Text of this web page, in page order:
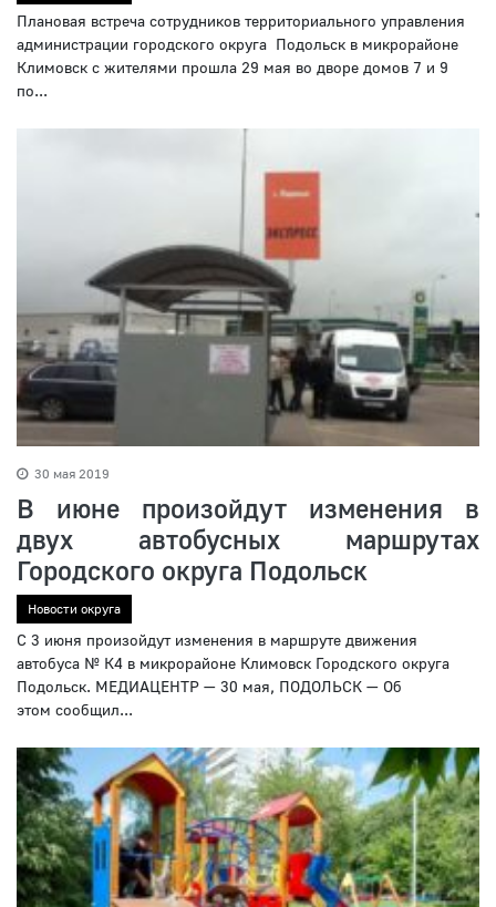
Плановая встреча сотрудников территориального управления
администрации городского округа Подольск в микрорайоне
Климовск с жителями прошла 29 мая во дворе домов 7 и 9
по...
30 мая 2019
В июне произойдут изменения в
двух автобусных маршрутах
Городского округа Подольск
Новости округа
С 3 июня произойдут изменения в маршруте движения
автобуса № К4 в микрорайоне Климовск Городского округа
Подольск. МЕДИАЦЕНТР — 30 мая, ПОДОЛЬСК — Об
этом сообщил...